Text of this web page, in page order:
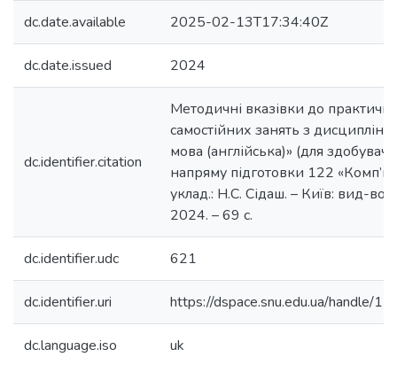
dc.date.available 2025-02-13T17:34:40Z
dc.date.issued 2024
dc.identifier.citation
Методичні вказівки до
самостійних занять з дисципліни
мова (англійська)» (для
напряму підготовки 122
уклад.: Н.С. Сідаш. – Київ: вид-во
2024. – 69 с.
dc.identifier.udc 621
dc.identifier.uri https://dspace.snu.edu.ua/handle/
dc.language.iso uk